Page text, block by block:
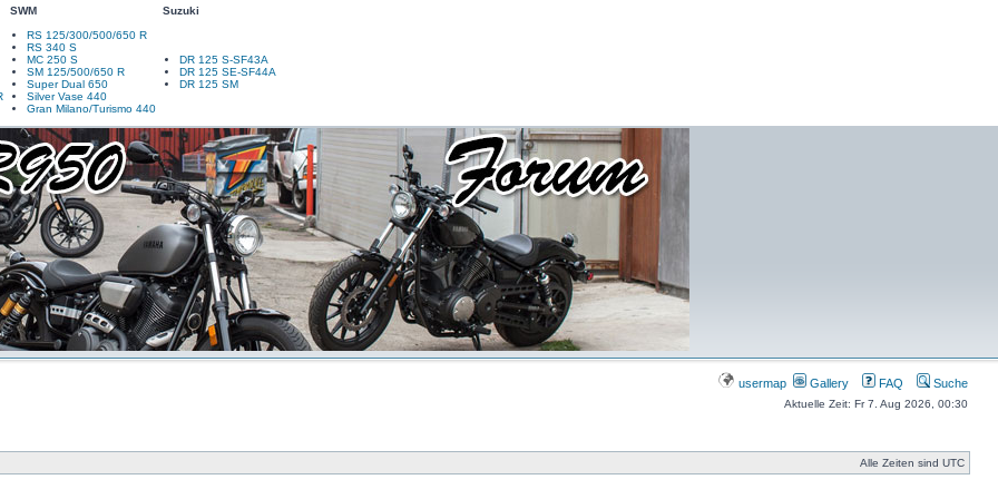
SWM Suzuki
RS 125/300/500/650 R
RS 340 S
MC 250 S
SM 125/500/650 R
Super Dual 650
Silver Vase 440
Gran Milano/Turismo 440
DR 125 S-SF43A
DR 125 SE-SF44A
DR 125 SM
usermap Gallery FAQ Suche
Aktuelle Zeit: Fr 7. Aug 2026, 00:30
Alle Zeiten sind UTC